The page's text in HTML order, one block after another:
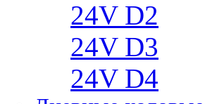
24V D2
24V D3
24V D4